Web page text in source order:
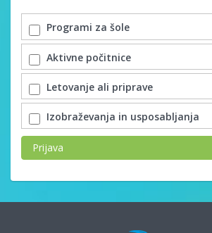
Programi za šole
Aktivne počitnice
Letovanje ali priprave
Izobraževanja in usposabljanja
Prijava